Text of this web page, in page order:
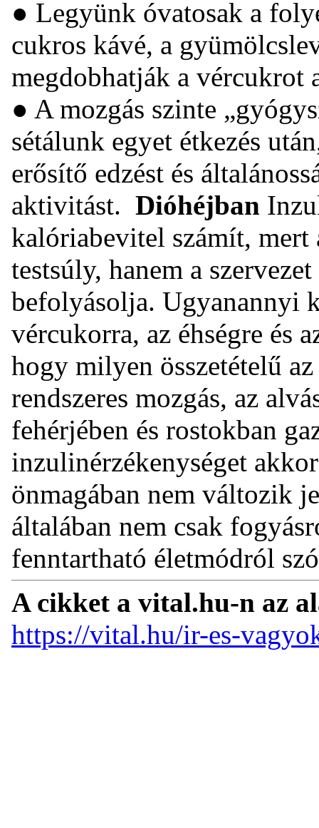
● Legyünk óvatosak a
cukros kávé, a
megdobhatják a
● A mozgás szinte
sétálunk egyet étkezés
erősítő edzést és
aktivitást. Dióhéjban
kalóriabevitel számít, mert
testsúly, hanem a
befolyásolja. Ugyanannyi
vércukorra, az éhségre és
hogy milyen összetételű
rendszeres mozgás, az
fehérjében és rostokban
inzulinérzékenységet
önmagában nem változik
általában nem csak
fenntartható életmódról
A cikket a vital.hu-n az
https://vital.hu/ir-es-